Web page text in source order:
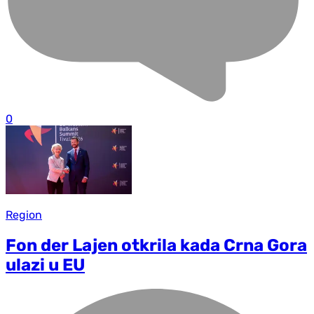
0
Region
Fon der Lajen otkrila kada Crna Gora
ulazi u EU